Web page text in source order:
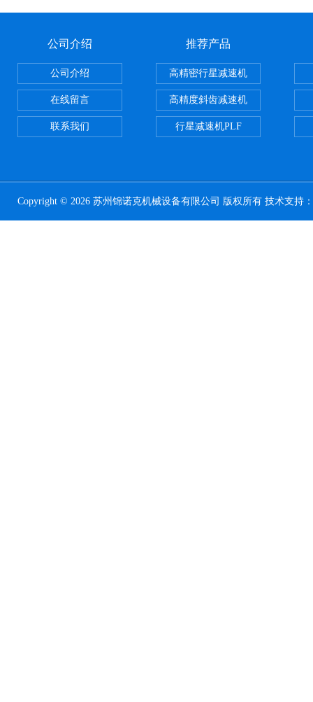
公司介绍
公司介绍
在线留言
联系我们
推荐产品
高精密行星减速机
高精度斜齿减速机
行星减速机PLF
Copyright © 2026 苏州锦诺克机械设备有限公司 版权所有 技术支持：